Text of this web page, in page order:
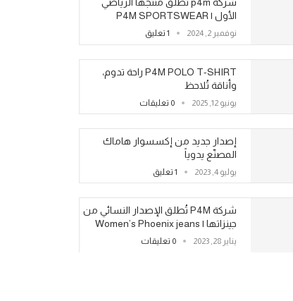
شركة p4m تٌطلق منتجها الرياضي
الأول | P4M SPORTSWEAR
نوفمبر 2, 2024 1 تعليق
P4M POLO T-SHIRT راحة تدوم،
وأناقة تُلاحظ
يونيو 12, 2025 0 تعليقات
إصدار جديد من إكسسوار هاماك
المصنّع يدوياً
يوليو 4, 2023 1 تعليق
شركة P4M تُطلق الإصدار النسائي من
جينزاتها | Women’s Phoenix jeans
يناير 28, 2023 0 تعليقات